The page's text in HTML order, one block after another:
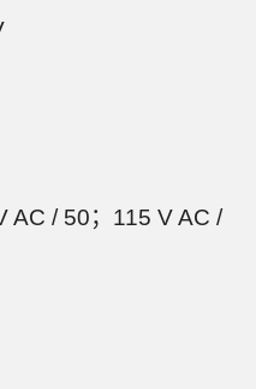
AC / 50；115 V AC /